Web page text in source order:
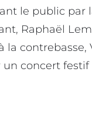
le public par
Raphaël
la
concert